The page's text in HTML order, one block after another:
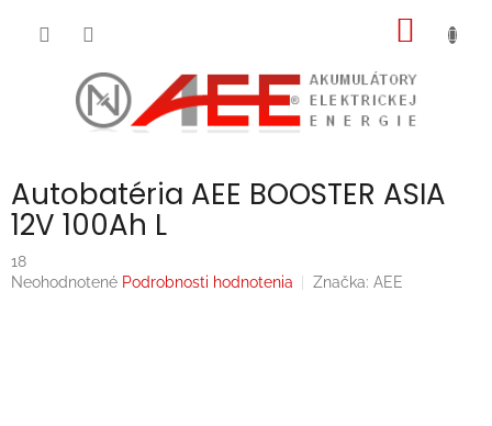
Autobatéria AEE BOOSTER ASIA
12V 100Ah L
18
Priemerné
Neohodnotené Podrobnosti hodnotenia Značka: AEE